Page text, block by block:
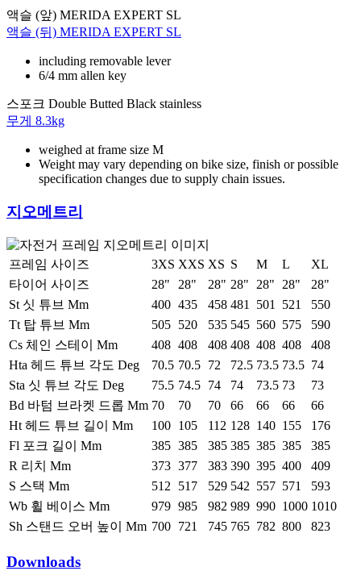
액슬 (앞) MERIDA EXPERT SL
액슬 (뒤) MERIDA EXPERT SL
including removable lever
6/4 mm allen key
스포크 Double Butted Black stainless
무게 8.3kg
weighed at frame size M
Weight may vary depending on bike size, finish or possible
specification changes due to supply chain issues.
지오메트리
프레임 사이즈 3XS XXS XS S M L
XL
타이어 사이즈
28" 28" 28" 28" 28" 28"
28"
St 싯 튜브 Mm
400 435 458 481 501 521
550
Tt 탑 튜브 Mm
505 520 535 545 560 575
590
Cs 체인 스테이 Mm
408 408 408 408 408 408
408
Hta 헤드 튜브 각도 Deg
70.5 70.5 72 72.5 73.5 73.5 74
Sta 싯 튜브 각도 Deg
75.5 74.5 74 74 73.5 73
73
Bd 바텀 브라켓 드롭 Mm 70 70 70 66 66 66
66
Ht 헤드 튜브 길이 Mm
100 105 112 128 140 155
176
Fl 포크 길이 Mm
385 385 385 385 385 385
385
R 리치 Mm
373 377 383 390 395 400
409
S 스택 Mm
512 517 529 542 557 571
593
Wb 휠 베이스 Mm
979 985 982 989 990 1000 1010
Sh 스탠드 오버 높이 Mm 700 721 745 765 782 800 823
Downloads